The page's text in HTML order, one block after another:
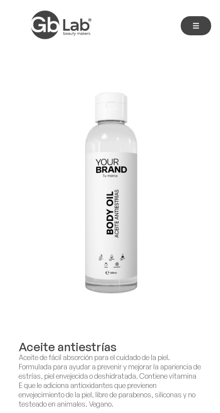
Aceite antiestrías
Aceite de fácil absorción para el cuidado de la piel.
Formulada para ayudar a prevenir y mejorar la apariencia de
estrías, piel envejecida o deshidratada. Contiene vitamina
E que le adiciona antioxidantes que previenen
envejecimiento de la piel, libre de parabenos, siliconas y no
testeado en animales. Vegano.